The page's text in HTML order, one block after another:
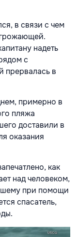
в связи с чем
надеть
с
прервалась в
примерно в
пляжа
доставили в
оказания
как
над человеком,
при помощи
спасатель,